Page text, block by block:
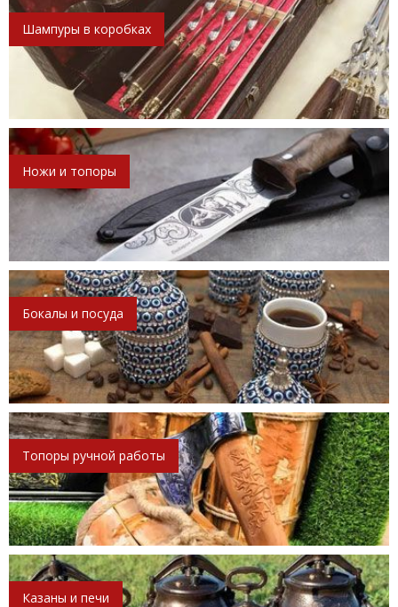
Шампуры в коробках
Ножи и топоры
Бокалы и посуда
Топоры ручной работы
Казаны и печи